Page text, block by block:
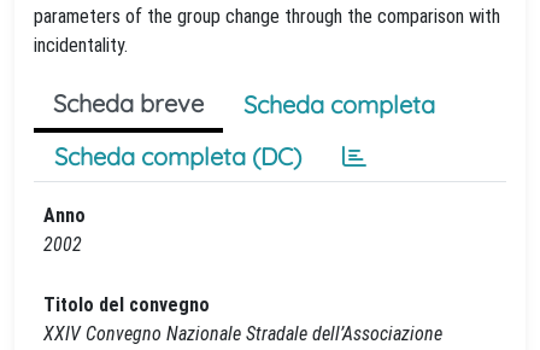
parameters of the group change through the comparison with
incidentality.
Scheda breve
Scheda completa
Scheda completa (DC)
Anno
2002
Titolo del convegno
XXIV Convegno Nazionale Stradale dell’Associazione